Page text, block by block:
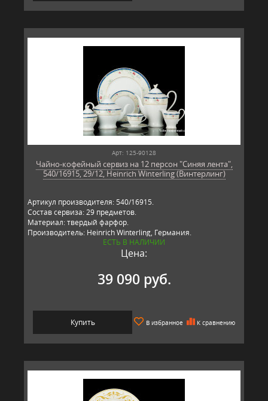
Арт: 125-90128
Чайно-кофейный сервиз на 12 персон "Синяя лента",
540/16915, 29/12, Heinrich Winterling (Винтерлинг)
Артикул производителя: 540/16915.
Состав сервиза: 29 предметов.
Материал: твердый фарфор.
Производитель: Heinrich Winterling, Германия.
ЕСТЬ В НАЛИЧИИ
Цена:
39 090 руб.
Купить В избранное К сравнению